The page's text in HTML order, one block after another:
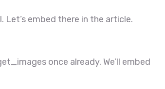
Let’s embed there in the article.
once already. We’ll embed